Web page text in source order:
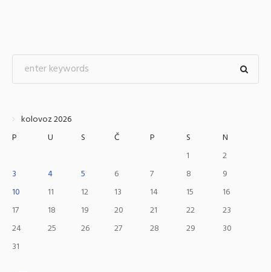
kolovoz 2026
P
U S Č P S
N
1
2
3
4 5 6 7 8
9
10
11 12 13 14 15
16
17
18 19 20 21 22
23
24
25 26 27 28 29
30
31